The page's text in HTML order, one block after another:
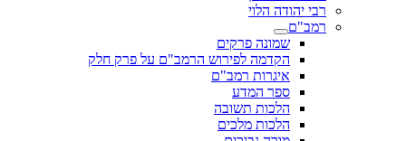
רבי יהודה הלוי
רמב"ם
שמונה פרקים
הקדמה לפירוש הרמב"ם על פרק חלק
איגרות רמב"ם
ספר המדע
הלכות תשובה
הלכות מלכים